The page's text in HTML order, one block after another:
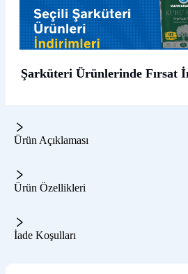
Şarküteri Ürünlerinde Fırsat
Ürün Açıklaması
Ürün Özellikleri
İade Koşulları